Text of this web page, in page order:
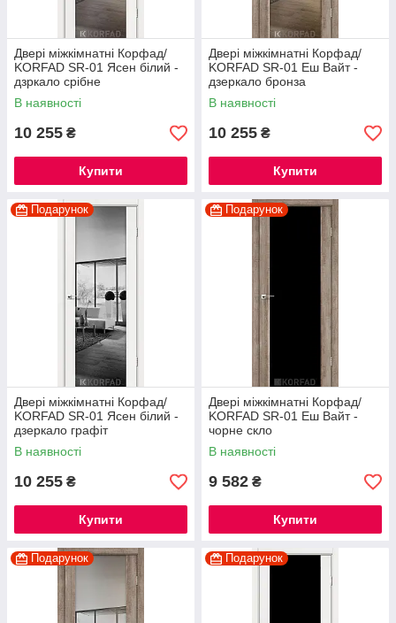
Двері міжкімнатні Корфад/
KORFAD SR-01 Ясен білий -
дзркало срібне
В наявності
10 255 ₴
Купити
Двері міжкімнатні Корфад/
KORFAD SR-01 Еш Вайт -
дзеркало бронза
В наявності
10 255 ₴
Купити
Подарунок
Двері міжкімнатні Корфад/
KORFAD SR-01 Ясен білий -
дзеркало графіт
В наявності
10 255 ₴
Купити
Подарунок
Двері міжкімнатні Корфад/
KORFAD SR-01 Еш Вайт -
чорне скло
В наявності
9 582 ₴
Купити
Подарунок Подарунок